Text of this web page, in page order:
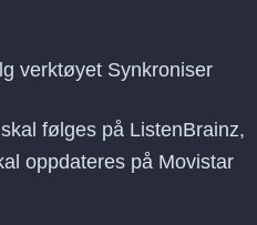
verktøyet Synkroniser
følges på ListenBrainz,
oppdateres på Movistar